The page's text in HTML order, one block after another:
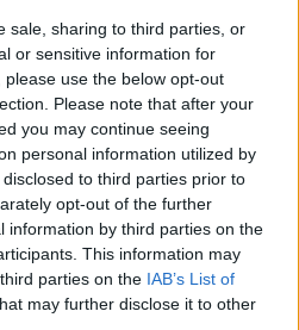
sale, sharing to third parties, or
or sensitive information for
use the below opt-out
Please note that after your
you may continue seeing
personal information utilized by
to third parties prior to
opt-out of the further
information by third parties on the
This information may
parties on the IAB’s List of
may further disclose it to other
vártunk: szombattól
csökken a riasztás
Budakeszi új óvodája